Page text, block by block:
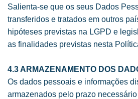
Salienta-se que os seus Dados
transferidos e tratados em outros
hipóteses previstas na LGPD e
as finalidades previstas nesta
4.3 ARMAZENAMENTO DOS
Os dados pessoais e informações
armazenados pelo prazo